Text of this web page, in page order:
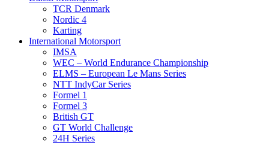
TCR Denmark
Nordic 4
Karting
International Motorsport
IMSA
WEC – World Endurance Championship
ELMS – European Le Mans Series
NTT IndyCar Series
Formel 1
Formel 3
British GT
GT World Challenge
24H Series